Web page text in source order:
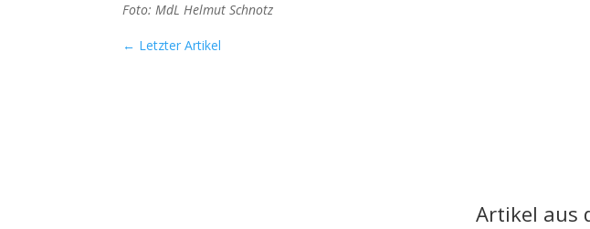
Foto: MdL Hel­mut Schnotz
← Letzter Artikel
Artikel aus